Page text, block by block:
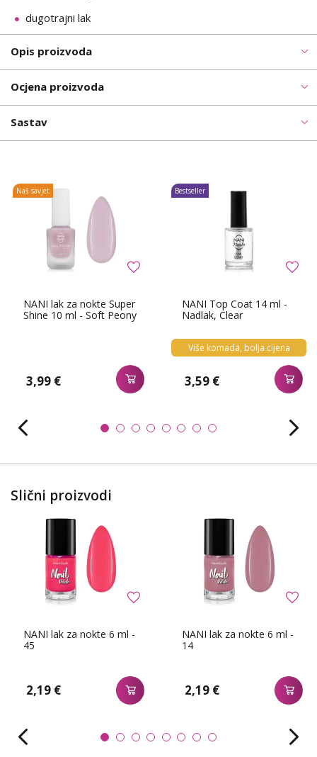
dugotrajni lak
Opis proizvoda
Ocjena proizvoda
Sastav
NANI lak za nokte Super
Shine 10 ml - Soft Peony
3,99 €
Naš savjet
NANI Top Coat 14 ml -
Nadlak, Clear
Više komada, bolja cijena
3,59 €
Bestseller
Slični proizvodi
NANI lak za nokte 6 ml -
45
2,19 €
NANI lak za nokte 6 ml -
14
2,19 €